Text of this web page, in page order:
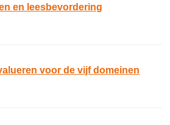
en leesbevordering
voor de vijf domeinen